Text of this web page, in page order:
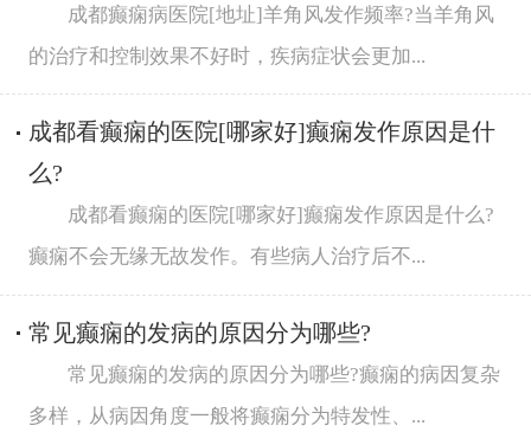
成都癫痫病医院[地址]羊角风发作频率?当羊角风
的治疗和控制效果不好时，疾病症状会更加...
成都看癫痫的医院[哪家好]癫痫发作原因是什
么?
成都看癫痫的医院[哪家好]癫痫发作原因是什么?
癫痫不会无缘无故发作。有些病人治疗后不...
常见癫痫的发病的原因分为哪些?
常见癫痫的发病的原因分为哪些?癫痫的病因复杂
多样，从病因角度一般将癫痫分为特发性、...